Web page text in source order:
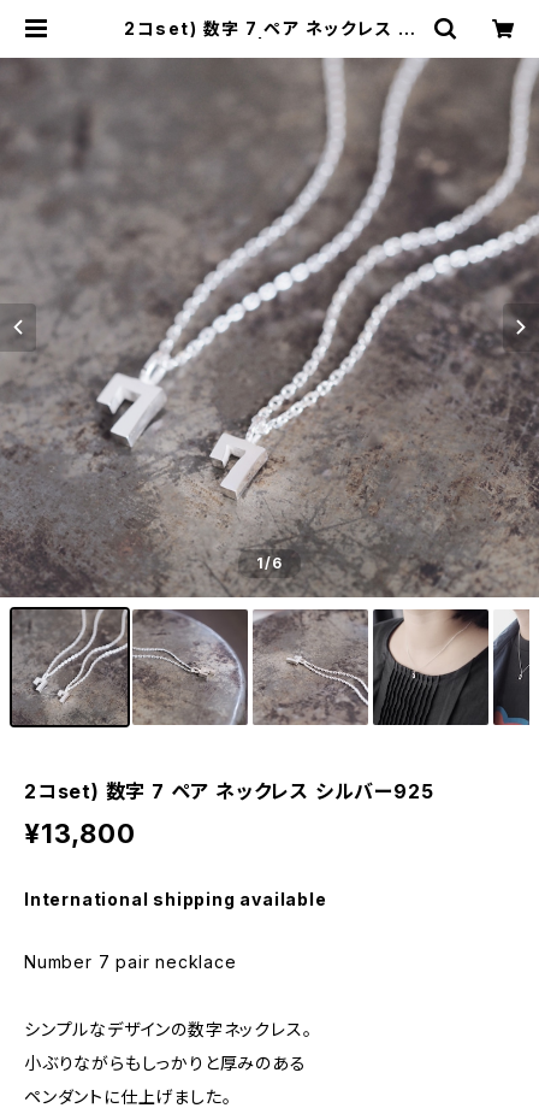
2コset) 数字 7 ペア ネックレス シ
1/6
2コset) 数字 7 ペア ネックレス シルバー925
¥13,800
International shipping available
Number 7 pair necklace
シンプルなデザインの数字ネックレス。
小ぶりながらもしっかりと厚みのある
ペンダントに仕上げました。